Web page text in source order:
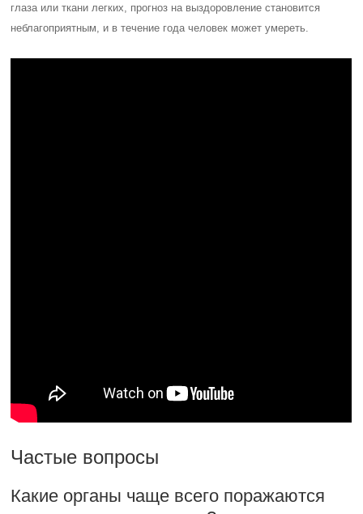
глаза или ткани легких, прогноз на выздоровление становится
неблагоприятным, и в течение года человек может умереть.
Частые вопросы
Какие органы чаще всего поражаются